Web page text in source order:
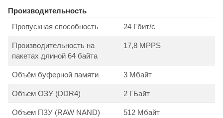
Производительность
Пропускная способность
24 Гбит/с
Производительность на
пакетах длиной 64 байта
17,8 MPPS
Объём буферной памяти 3 Мбайт
Объем ОЗУ (DDR4) 2 ГБайт
Объем ПЗУ (RAW NAND) 512 Мбайт